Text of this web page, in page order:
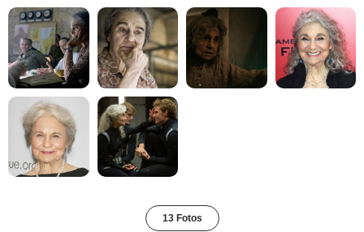
13 Fotos